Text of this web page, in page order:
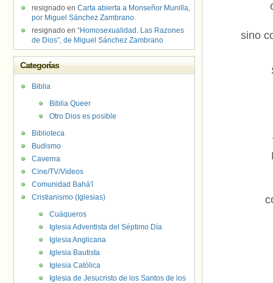
sino
resignado en Carta abierta a Monseñor Munilla,
por Miguel Sánchez Zambrano.
resignado en “Homosexualidad. Las Razones
de Dios”, de Miguel Sánchez Zambrano
Categorías
Biblia
Biblia Queer
Otro Dios es posible
Biblioteca
Budismo
Caverna
Cine/TV/Videos
Comunidad Bahá'í
Cristianismo (Iglesias)
Cuáqueros
Iglesia Adventista del Séptimo Día
Iglesia Anglicana
Iglesia Bautista
Iglesia Católica
Iglesia de Jesucristo de los Santos de los